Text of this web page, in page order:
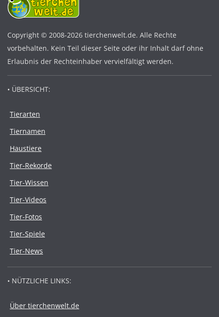
Copyright © 2008-2026 tierchenwelt.de. Alle Rechte
vorbehalten. Kein Teil dieser Seite oder ihr Inhalt darf ohne
Erlaubnis der Rechteinhaber vervielfältigt werden.
• ÜBERSICHT:
Tierarten
Tiernamen
Haustiere
Tier-Rekorde
Tier-Wissen
Tier-Videos
Tier-Fotos
Tier-Spiele
Tier-News
• NÜTZLICHE LINKS:
Über tierchenwelt.de